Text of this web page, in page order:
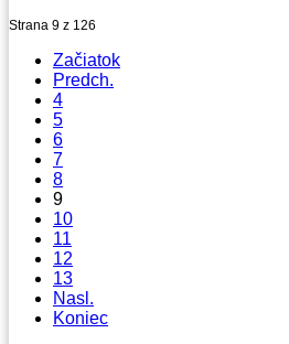
Strana 9 z 126
Začiatok
Predch.
4
5
6
7
8
9
10
11
12
13
Nasl.
Koniec